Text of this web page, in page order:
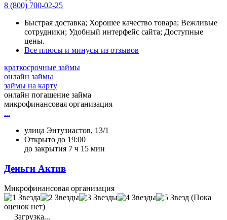
8 (800) 700-02-25
Быстрая доставка; Хорошее качество товара; Вежливые
сотрудники; Удобный интерфейс сайта; Доступные
цены.
Все плюсы и минусы из отзывов
краткосрочные займы
онлайн займы
займы на карту
онлайн погашение займа
микрофинансовая организация
...
улица Энтузиастов, 13/1
Открыто до 19:00
до закрытия 7 ч 15 мин
Деньги Актив
Микрофинансовая организация
(Пока
оценок нет)
Загрузка...